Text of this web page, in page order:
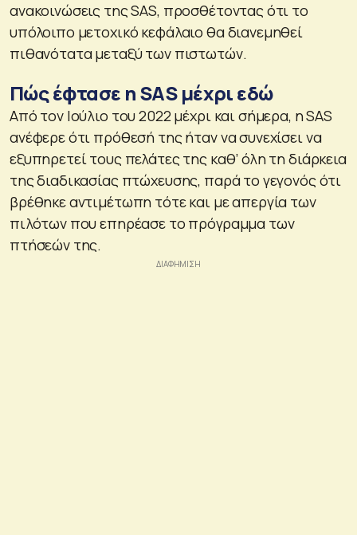
ανακοινώσεις της SAS, προσθέτοντας ότι το
υπόλοιπο μετοχικό κεφάλαιο θα διανεμηθεί
πιθανότατα μεταξύ των πιστωτών.
Πώς έφτασε η SAS μέχρι εδώ
Από τον Ιούλιο του 2022 μέχρι και σήμερα, η SAS
ανέφερε ότι πρόθεσή της ήταν να συνεχίσει να
εξυπηρετεί τους πελάτες της καθ’ όλη τη διάρκεια
της διαδικασίας πτώχευσης, παρά το γεγονός ότι
βρέθηκε αντιμέτωπη τότε και με απεργία των
πιλότων που επηρέασε το πρόγραμμα των
πτήσεών της.